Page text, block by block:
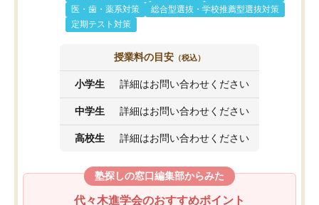
医・歯・薬系対策
総合型選抜・学校推薦型選抜対策
定期テスト対策
授業料の目安 （税込）
小学生 詳細はお問い合わせください
中学生 詳細はお問い合わせください
高校生 詳細はお問い合わせください
塾探しの窓口編集部からみた
代々木進学会のおすすめポイント